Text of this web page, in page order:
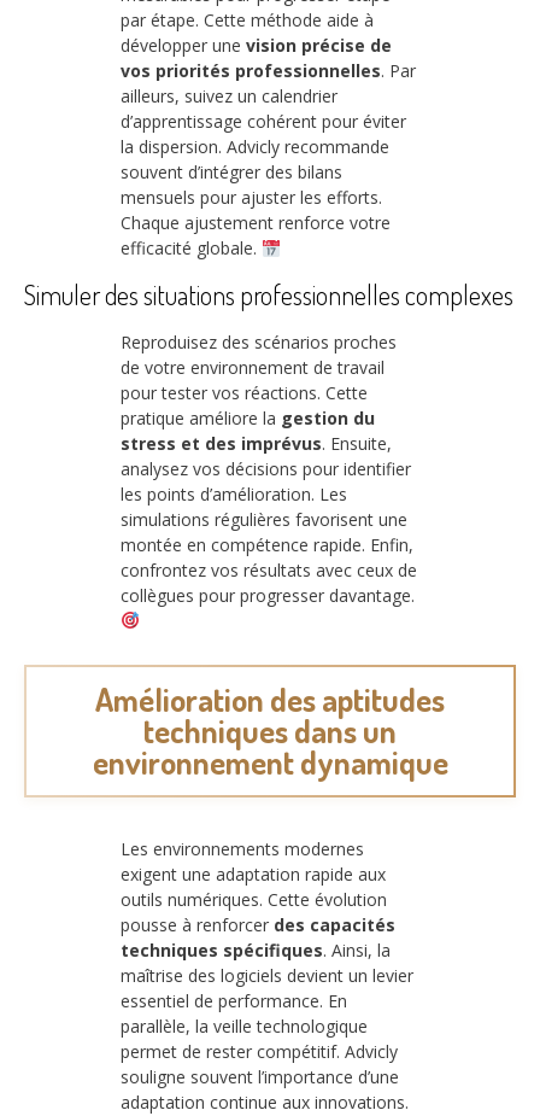
par étape. Cette méthode aide à
développer une vision précise de
vos priorités professionnelles. Par
ailleurs, suivez un calendrier
d’apprentissage cohérent pour éviter
la dispersion. Advicly recommande
souvent d’intégrer des bilans
mensuels pour ajuster les efforts.
Chaque ajustement renforce votre
efficacité globale.
Simuler des situations professionnelles complexes
Reproduisez des scénarios proches
de votre environnement de travail
pour tester vos réactions. Cette
pratique améliore la gestion du
stress et des imprévus. Ensuite,
analysez vos décisions pour identifier
les points d’amélioration. Les
simulations régulières favorisent une
montée en compétence rapide. Enfin,
confrontez vos résultats avec ceux de
collègues pour progresser davantage.
Amélioration des aptitudes
techniques dans un
environnement dynamique
Les environnements modernes
exigent une adaptation rapide aux
outils numériques. Cette évolution
pousse à renforcer des capacités
techniques spécifiques. Ainsi, la
maîtrise des logiciels devient un levier
essentiel de performance. En
parallèle, la veille technologique
permet de rester compétitif. Advicly
souligne souvent l’importance d’une
adaptation continue aux innovations.